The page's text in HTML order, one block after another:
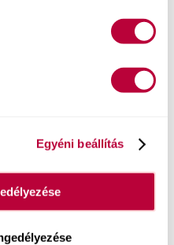
Egyéni beállítás
és